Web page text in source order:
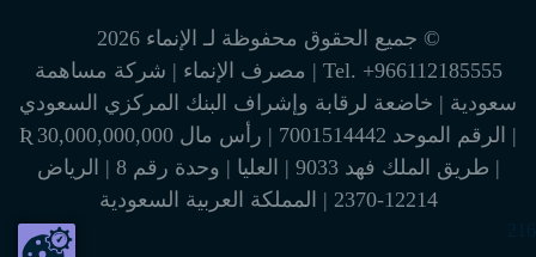
© جميع الحقوق محفوظة لـ الإنماء 2026
Tel. +966112185555
| مصرف الإنماء | شركة مساهمة
سعودية | خاضعة لرقابة وإشراف البنك المركزي السعودي
| الرقم الموحد 7001514442 | رأس مال 30,000,000,000 Ʀ
| طريق الملك فهد 9033 | العليا | وحدة رقم 8 | الرياض
12214-2370 | المملكة العربية السعودية